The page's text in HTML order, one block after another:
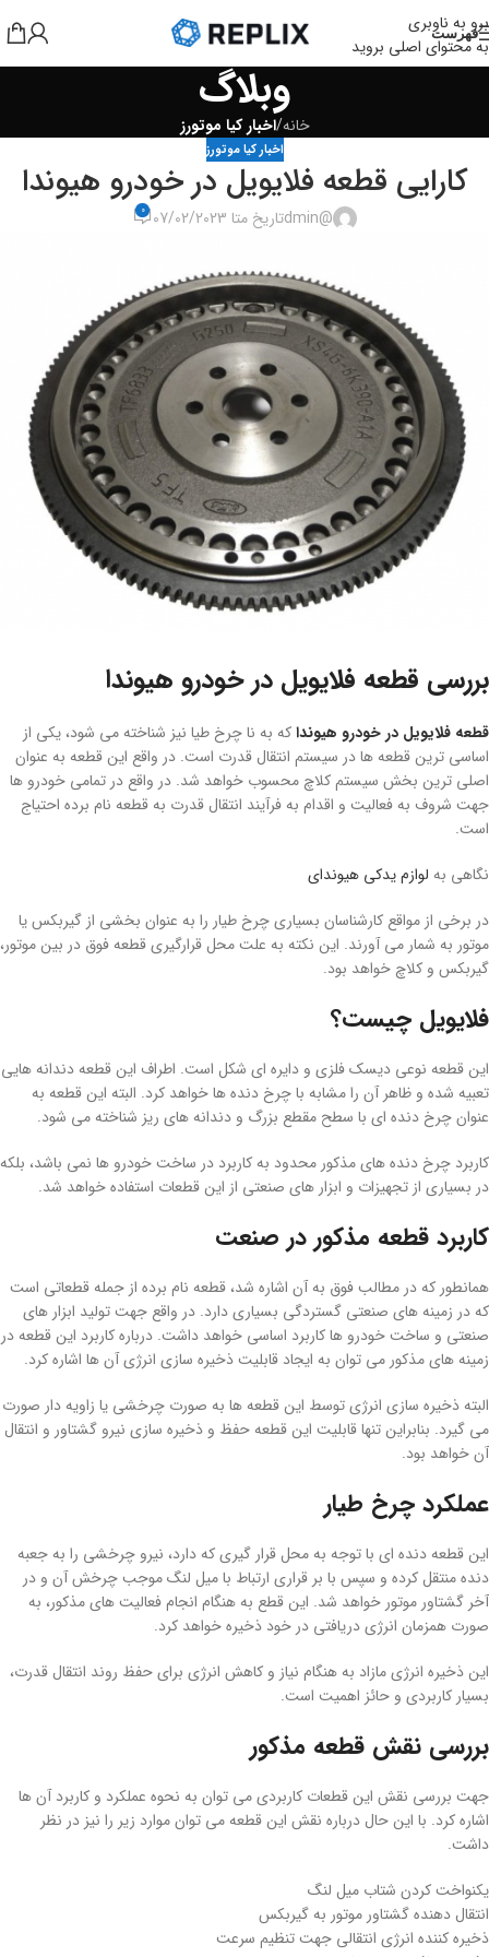
برو به ناوبری
به محتوای اصلی بروید
فهرست
وبلاگ
خانه/اخبار کیا موتورز
اخبار کیا موتورز
کارایی قطعه فلایویل در خودرو هیوندا
@dmin تاریخ متا 07/02/2023 0
بررسی قطعه فلایویل در خودرو هیوندا
قطعه فلایویل در خودرو هیونداکه به نا چرخ طیا نیز شناخته می شود، یکی از
اساسی ترین قطعه ها در سیستم انتقال قدرت است. در واقع این قطعه به عنوان
اصلی ترین بخش سیستم کلاچ محسوب خواهد شد. در واقع در تمامی خودرو ها
جهت شروف به فعالیت و اقدام به فرآیند انتقال قدرت به قطعه نام برده احتیاج
است.
نگاهی به لوازم یدکی هیوندای
در برخی از مواقع کارشناسان بسیاری چرخ طیار را به عنوان بخشی از گیربکس یا
موتور به شمار می آورند. این نکته به علت محل قرارگیری قطعه فوق در بین موتور،
گیربکس و کلاچ خواهد بود.
فلایویل چیست؟
این قطعه نوعی دیسک فلزی و دایره ای شکل است. اطراف این قطعه دندانه هایی
تعبیه شده و ظاهر آن را مشابه با چرخ دنده ها خواهد کرد. البته این قطعه به
عنوان چرخ دنده ای با سطح مقطع بزرگ و دندانه های ریز شناخته می شود.
کاربرد چرخ دنده های مذکور محدود به کاربرد در ساخت خودرو ها نمی باشد، بلکه
در بسیاری از تجهیزات و ابزار های صنعتی از این قطعات استفاده خواهد شد.
کاربرد قطعه مذکور در صنعت
همانطور که در مطالب فوق به آن اشاره شد، قطعه نام برده از جمله قطعاتی است
که در زمینه های صنعتی گستردگی بسیاری دارد. در واقع جهت تولید ابزار های
صنعتی و ساخت خودرو ها کاربرد اساسی خواهد داشت. درباره کاربرد این قطعه در
زمینه های مذکور می توان به ایجاد قابلیت ذخیره سازی انرژی آن ها اشاره کرد.
البته ذخیره سازی انرژی توسط این قطعه ها به صورت چرخشی یا زاویه دار صورت
می گیرد. بنابراین تنها قابلیت این قطعه حفظ و ذخیره سازی نیرو گشتاور و انتقال
آن خواهد بود.
عملکرد چرخ طیار
این قطعه دنده ای با توجه به محل قرار گیری که دارد، نیرو چرخشی را به جعبه
دنده منتقل کرده و سپس با بر قراری ارتباط با میل لنگ موجب چرخش آن و در
آخر گشتاور موتور خواهد شد. این قطع به هنگام انجام فعالیت های مذکور، به
صورت همزمان انرژی دریافتی در خود ذخیره خواهد کرد.
این ذخیره انرژی مازاد به هنگام نیاز و کاهش انرژی برای حفظ روند انتقال قدرت،
بسیار کاربردی و حائز اهمیت است.
بررسی نقش قطعه مذکور
جهت بررسی نقش این قطعات کاربردی می توان به نحوه عملکرد و کاربرد آن ها
اشاره کرد. با این حال درباره نقش این قطعه می توان موارد زیر را نیز در نظر
داشت.
یکنواخت کردن شتاب میل لنگ
انتقال دهنده گشتاور موتور به گیربکس
ذخیره کننده انرژی انتقالی جهت تنظیم سرعت